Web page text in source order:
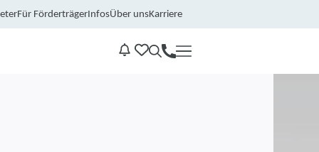
Für FörderträgerInfosÜber unsKarriere
Kontakt